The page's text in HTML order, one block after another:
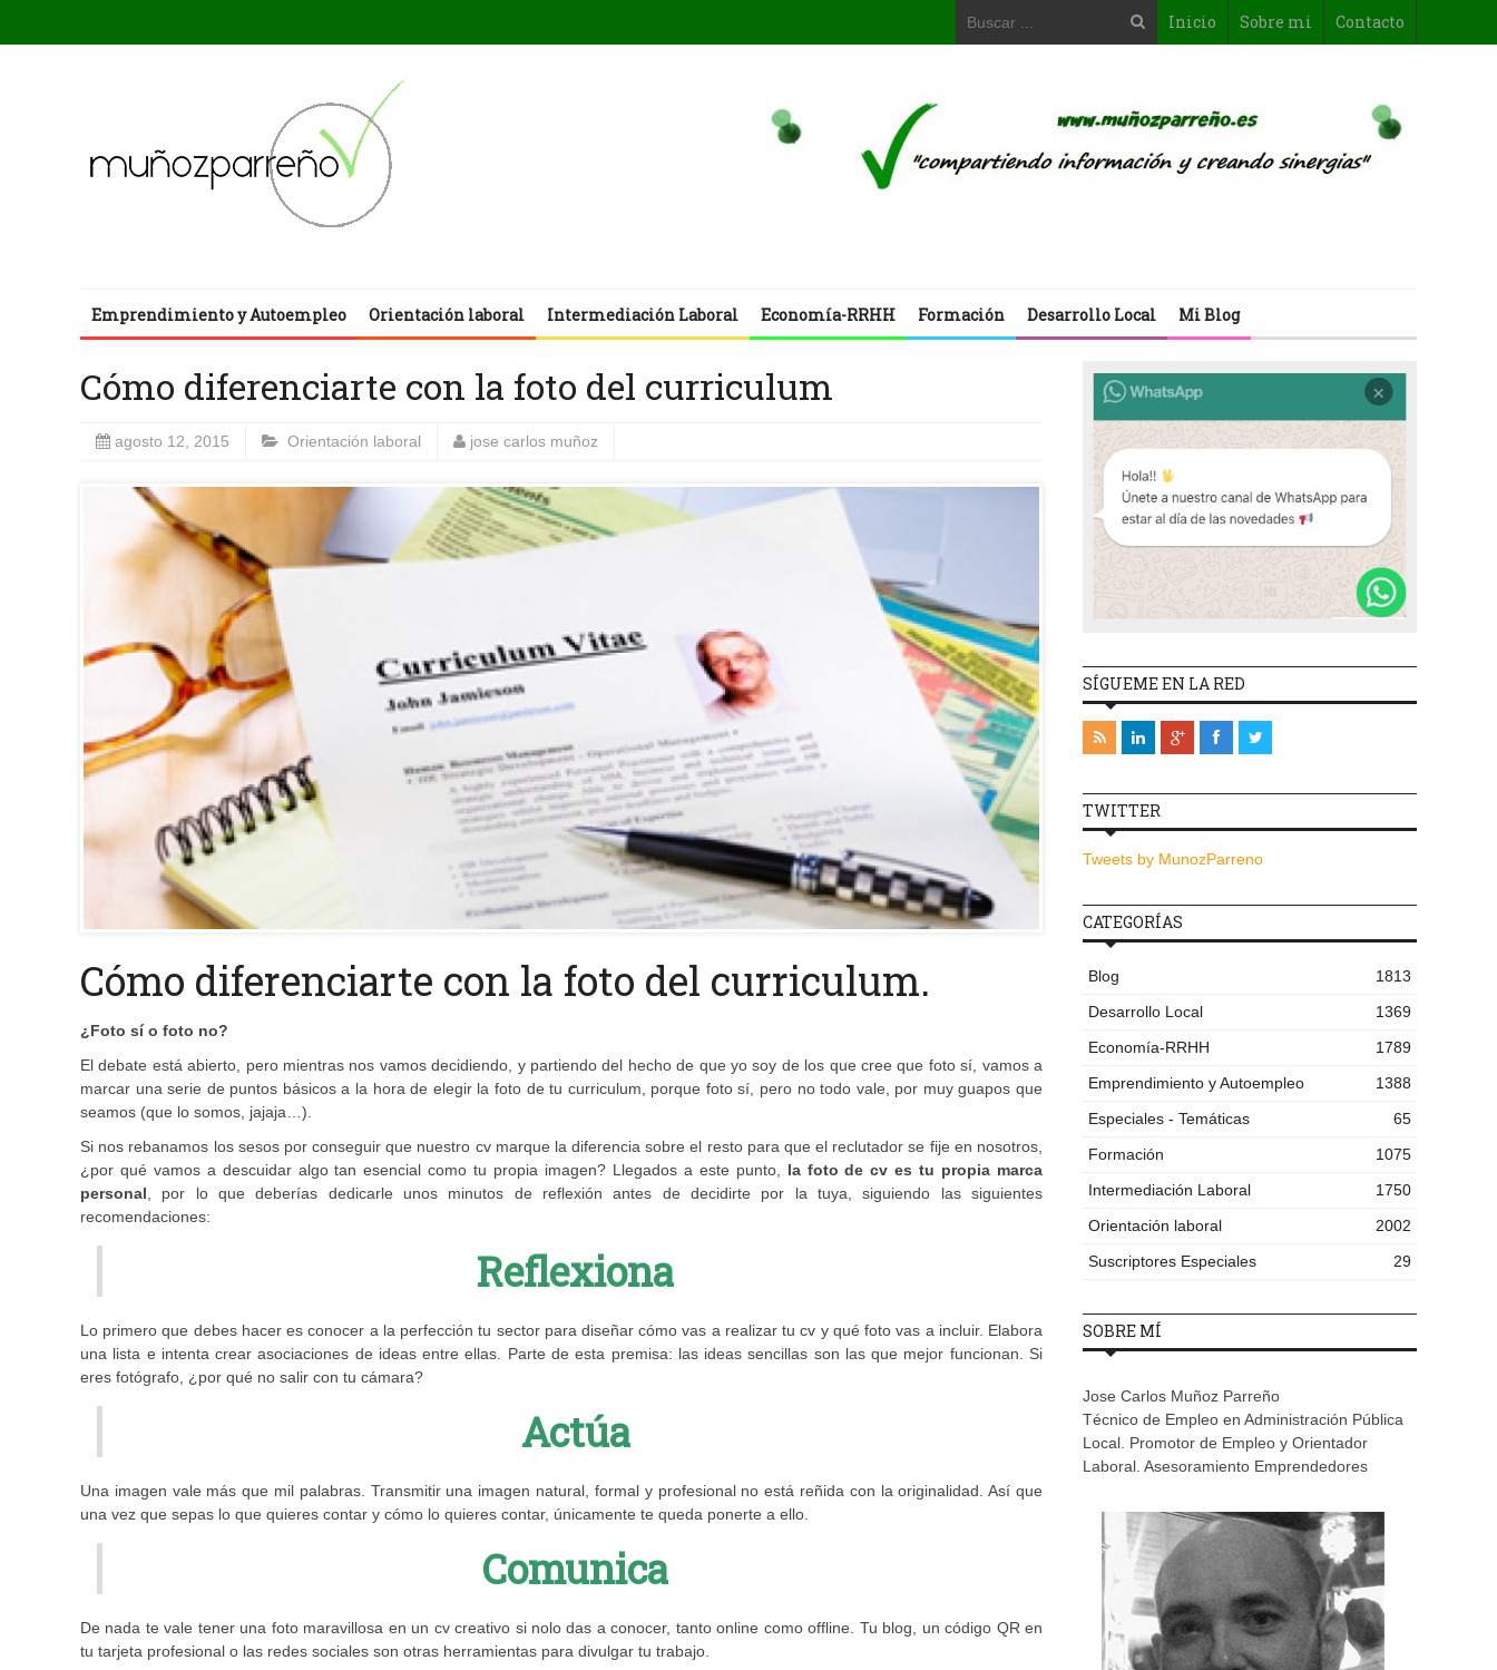
Inicio Sobre mi Contacto
Emprendimiento y Autoempleo Orientación laboral Intermediación Laboral Economía-RRHH Formación Desarrollo Local Mi Blog
Cómo diferenciarte con la foto del curriculum
agosto 12, 2015 Orientación laboral jose carlos muñoz
Cómo diferenciarte con la foto del curriculum.
¿Foto sí o foto no?
El debate está abierto, pero mientras nos vamos decidiendo, y partiendo del hecho de que yo soy de los que cree que foto sí, vamos a
marcar una serie de puntos básicos a la hora de elegir la foto de tu curriculum, porque foto sí, pero no todo vale, por muy guapos que
seamos (que lo somos, jajaja…).
Si nos rebanamos los sesos por conseguir que nuestro cv marque la diferencia sobre el resto para que el reclutador se fije en nosotros,
¿por qué vamos a descuidar algo tan esencial como tu propia imagen? Llegados a este punto, la foto de cv es tu propia marca
personal, por lo que deberías dedicarle unos minutos de reflexión antes de decidirte por la tuya, siguiendo las siguientes
recomendaciones:
Reflexiona
Lo primero que debes hacer es conocer a la perfección tu sector para diseñar cómo vas a realizar tu cv y qué foto vas a incluir. Elabora
una lista e intenta crear asociaciones de ideas entre ellas. Parte de esta premisa: las ideas sencillas son las que mejor funcionan. Si
eres fotógrafo, ¿por qué no salir con tu cámara?
Actúa
Una imagen vale más que mil palabras. Transmitir una imagen natural, formal y profesional no está reñida con la originalidad. Así que
una vez que sepas lo que quieres contar y cómo lo quieres contar, únicamente te queda ponerte a ello.
Comunica
De nada te vale tener una foto maravillosa en un cv creativo si nolo das a conocer, tanto online como offline. Tu blog, un código QR en
tu tarjeta profesional o las redes sociales son otras herramientas para divulgar tu trabajo.
SÍGUEME EN LA RED
TWITTER
Tweets by MunozParreno
CATEGORÍAS
Blog
1813
Desarrollo Local
1369
Economía-RRHH
1789
Emprendimiento y Autoempleo
1388
Especiales - Temáticas
65
Formación
1075
Intermediación Laboral
1750
Orientación laboral
2002
Suscriptores Especiales
29
SOBRE MÍ
Jose Carlos Muñoz Parreño
Técnico de Empleo en Administración Pública
Local. Promotor de Empleo y Orientador
Laboral. Asesoramiento Emprendedores